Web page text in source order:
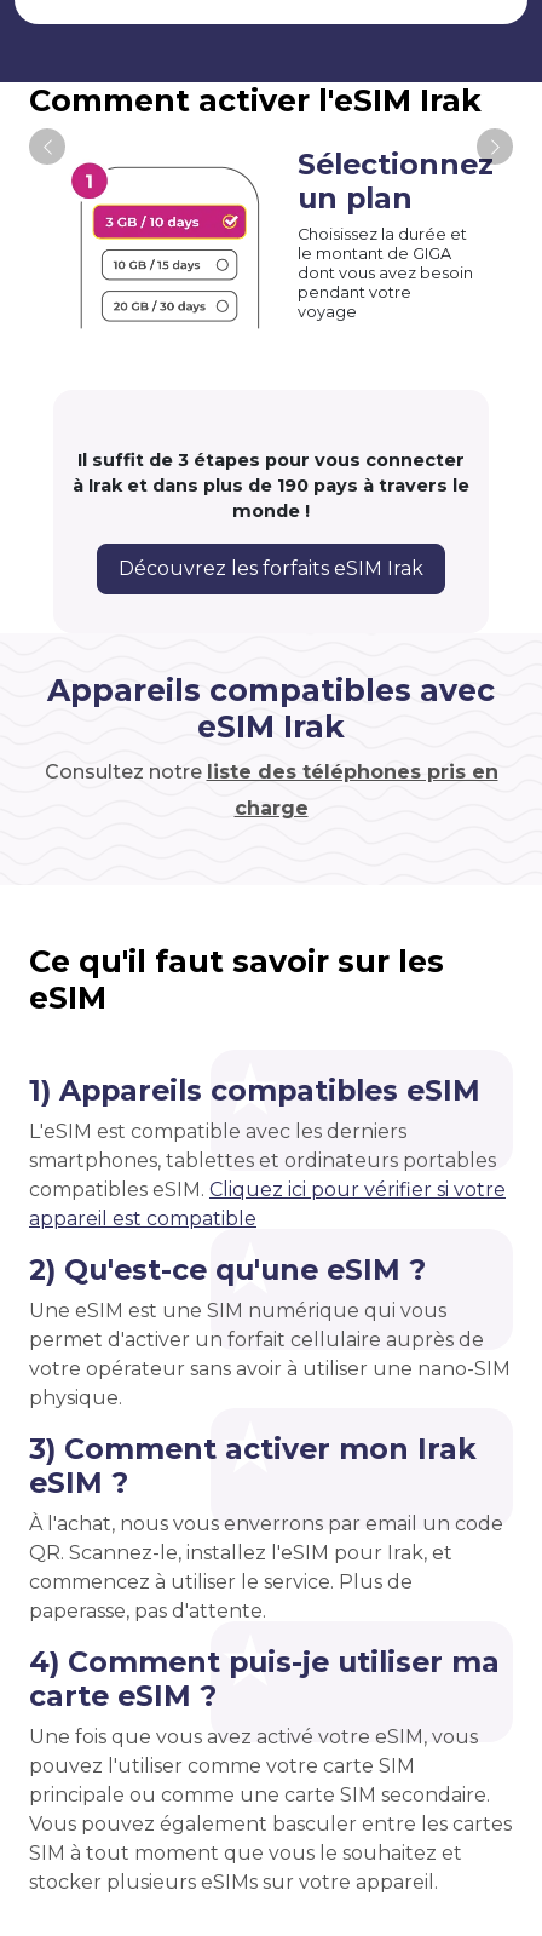
Comment activer l'eSIM Irak
Sélectionnez
un plan
Choisissez la durée et
le montant de GIGA
dont vous avez besoin
pendant votre
voyage
Il suffit de 3 étapes pour vous connecter
à Irak et dans plus de 190 pays à travers le
monde !
Découvrez les forfaits eSIM Irak
Appareils compatibles avec
eSIM Irak
Consultez notre liste des téléphones pris en
charge
Ce qu'il faut savoir sur les
eSIM
1) Appareils compatibles eSIM
L'eSIM est compatible avec les derniers
smartphones, tablettes et ordinateurs portables
compatibles eSIM. Cliquez ici pour vérifier si votre
appareil est compatible
2) Qu'est-ce qu'une eSIM ?
Une eSIM est une SIM numérique qui vous
permet d'activer un forfait cellulaire auprès de
votre opérateur sans avoir à utiliser une nano-SIM
physique.
3) Comment activer mon Irak
eSIM ?
À l'achat, nous vous enverrons par email un code
QR. Scannez-le, installez l'eSIM pour Irak, et
commencez à utiliser le service. Plus de
paperasse, pas d'attente.
4) Comment puis-je utiliser ma
carte eSIM ?
Une fois que vous avez activé votre eSIM, vous
pouvez l'utiliser comme votre carte SIM
principale ou comme une carte SIM secondaire.
Vous pouvez également basculer entre les cartes
SIM à tout moment que vous le souhaitez et
stocker plusieurs eSIMs sur votre appareil.